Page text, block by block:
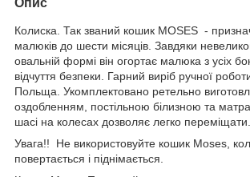
Колиска. Так званий кошик MOSES -
малюків до шести місяців. Завдяки
овальній формі він огортає малюка з усіх
відчуття безпеки. Гарний виріб ручної
Польща. Укомплектовано ретельно
оздобленням, постільною білизною та
шасі на колесах дозволяє легко переміщати.
Увага!! Не використовуйте кошик Moses,
повертається і піднімається.